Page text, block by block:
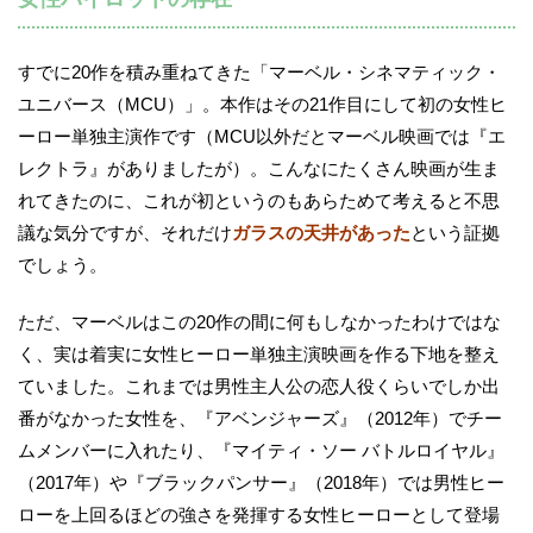
すでに20作を積み重ねてきた「マーベル・シネマティック・
ユニバース（MCU）」。本作はその21作目にして初の女性ヒ
ーロー単独主演作です（MCU以外だとマーベル映画では『エ
レクトラ』がありましたが）。こんなにたくさん映画が生ま
れてきたのに、これが初というのもあらためて考えると不思
議な気分ですが、それだけガラスの天井があったという証拠
でしょう。
ただ、マーベルはこの20作の間に何もしなかったわけではな
く、実は着実に女性ヒーロー単独主演映画を作る下地を整え
ていました。これまでは男性主人公の恋人役くらいでしか出
番がなかった女性を、『アベンジャーズ』（2012年）でチー
ムメンバーに入れたり、『マイティ・ソー バトルロイヤル』
（2017年）や『ブラックパンサー』（2018年）では男性ヒー
ローを上回るほどの強さを発揮する女性ヒーローとして登場